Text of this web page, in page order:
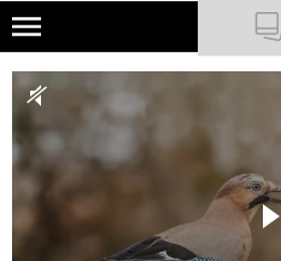
Skip
main
content
NATIONAL GEOGRAPHIC
TRAVELER
PODCASTY
Sklep